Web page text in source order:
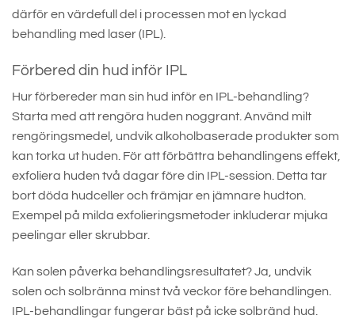
därför en värdefull del i processen mot en lyckad
behandling med laser (IPL).
Förbered din hud inför IPL
Hur förbereder man sin hud inför en IPL-behandling?
Starta med att rengöra huden noggrant. Använd milt
rengöringsmedel, undvik alkoholbaserade produkter som
kan torka ut huden. För att förbättra behandlingens effekt,
exfoliera huden två dagar före din IPL-session. Detta tar
bort döda hudceller och främjar en jämnare hudton.
Exempel på milda exfolieringsmetoder inkluderar mjuka
peelingar eller skrubbar.
Kan solen påverka behandlingsresultatet? Ja, undvik
solen och solbränna minst två veckor före behandlingen.
IPL-behandlingar fungerar bäst på icke solbränd hud.